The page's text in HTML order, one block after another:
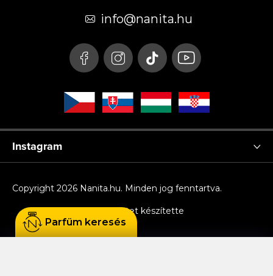
info@nanita.hu
Instagram
Shoptet készítette
Copyright 2026 Nanita.hu. Minden jog fenntartva.
Parfüm keresés